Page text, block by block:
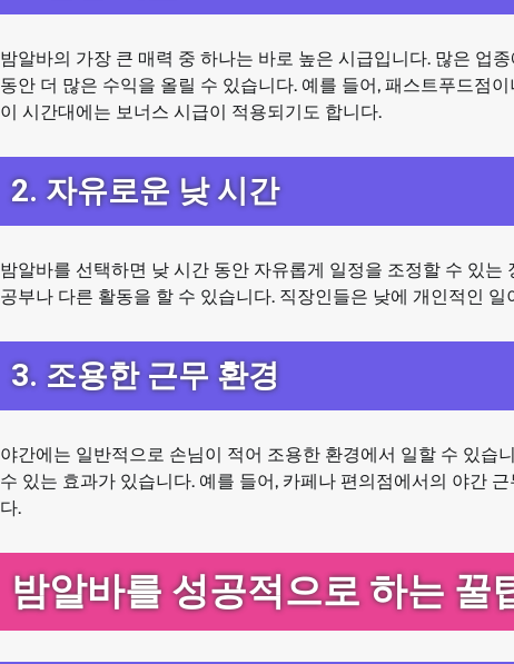
밤알바의 가장 큰 매력 중 하나는 바로 높은 시급입니다. 많은 업
동안 더 많은 수익을 올릴 수 있습니다. 예를 들어, 패스트푸드점
이 시간대에는 보너스 시급이 적용되기도 합니다.
2. 자유로운 낮 시간
밤알바를 선택하면 낮 시간 동안 자유롭게 일정을 조정할 수 있
공부나 다른 활동을 할 수 있습니다. 직장인들은 낮에 개인적인
3. 조용한 근무 환경
야간에는 일반적으로 손님이 적어 조용한 환경에서 일할 수 있습
수 있는 효과가 있습니다. 예를 들어, 카페나 편의점에서의 야간
다.
밤알바를 성공적으로 하는 꿀